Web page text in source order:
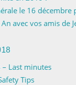
le 16 décembre
avec vos amis de
– Last minutes
Tips